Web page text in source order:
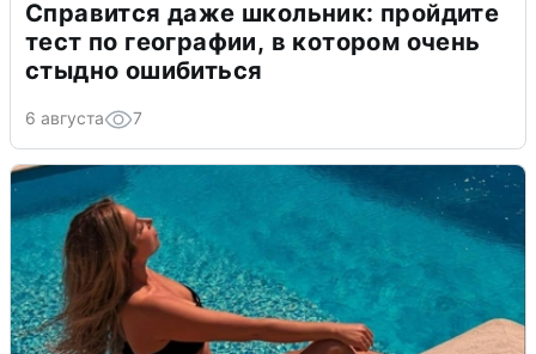
Справится даже школьник: пройдите
тест по географии, в котором очень
стыдно ошибиться
6 августа 7